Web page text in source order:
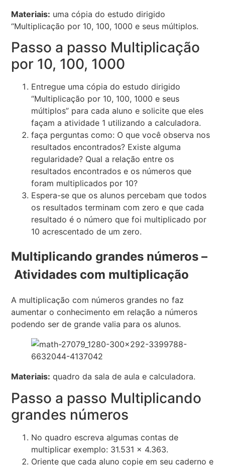
Materiais: uma cópia do estudo dirigido
“Multiplicação por 10, 100, 1000 e seus múltiplos.
Passo a passo Multiplicação
por 10, 100, 1000
Entregue uma cópia do estudo dirigido
“Multiplicação por 10, 100, 1000 e seus
múltiplos” para cada aluno e solicite que eles
façam a atividade 1 utilizando a calculadora.
faça perguntas como: O que você observa nos
resultados encontrados? Existe alguma
regularidade? Qual a relação entre os
resultados encontrados e os números que
foram multiplicados por 10?
Espera-se que os alunos percebam que todos
os resultados terminam com zero e que cada
resultado é o número que foi multiplicado por
10 acrescentado de um zero.
Multiplicando grandes números –
Atividades com multiplicação
A multiplicação com números grandes no faz
aumentar o conhecimento em relação a números
podendo ser de grande valia para os alunos.
Materiais: quadro da sala de aula e calculadora.
Passo a passo Multiplicando
grandes números
No quadro escreva algumas contas de
multiplicar exemplo: 31.531 x 4.363.
Oriente que cada aluno copie em seu caderno e